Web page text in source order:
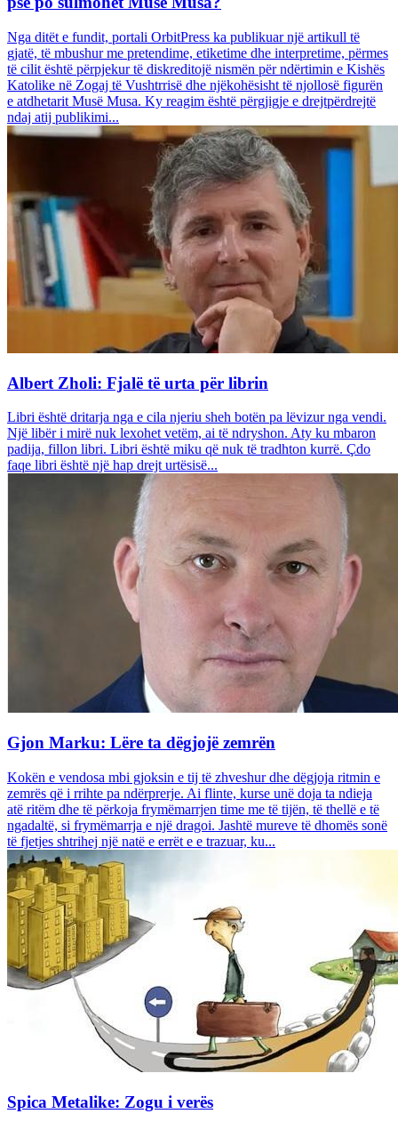
Nga ditët e fundit, portali OrbitPress ka publikuar një artikull të
gjatë, të mbushur me pretendime, etiketime dhe interpretime, përmes
të cilit është përpjekur të diskreditojë nismën për ndërtimin e Kishës
Katolike në Zogaj të Vushtrrisë dhe njëkohësisht të njollosë figurën
e atdhetarit Musë Musa. Ky reagim është përgjigje e drejtpërdrejtë
ndaj atij publikimi...
Albert Zholi: Fjalë të urta për librin
Libri është dritarja nga e cila njeriu sheh botën pa lëvizur nga vendi.
Një libër i mirë nuk lexohet vetëm, ai të ndryshon. Aty ku mbaron
padija, fillon libri. Libri është miku që nuk të tradhton kurrë. Çdo
faqe libri është një hap drejt urtësisë...
Gjon Marku: Lëre ta dëgjojë zemrën
Kokën e vendosa mbi gjoksin e tij të zhveshur dhe dëgjoja ritmin e
zemrës që i rrihte pa ndërprerje. Ai flinte, kurse unë doja ta ndieja
atë ritëm dhe të përkoja frymëmarrjen time me të tijën, të thellë e të
ngadaltë, si frymëmarrja e një dragoi. Jashtë mureve të dhomës sonë
të fjetjes shtrihej një natë e errët e e trazuar, ku...
Spica Metalike: Zogu i verës